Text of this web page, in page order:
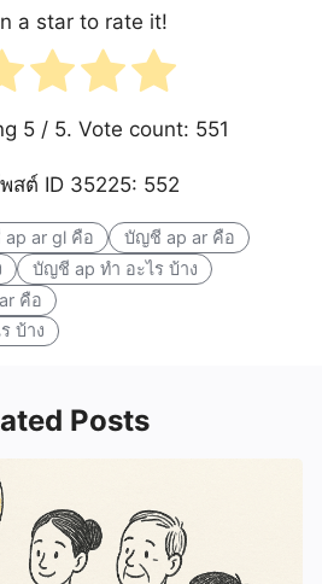
a star to rate it!
5/ 5. Vote count: 551
สต์ ID 35225: 552
ar gl คือ
บัญชี ap ar คือ
บัญชี ap ทํา อะไร บ้าง
คือ
บ้าง
Posts